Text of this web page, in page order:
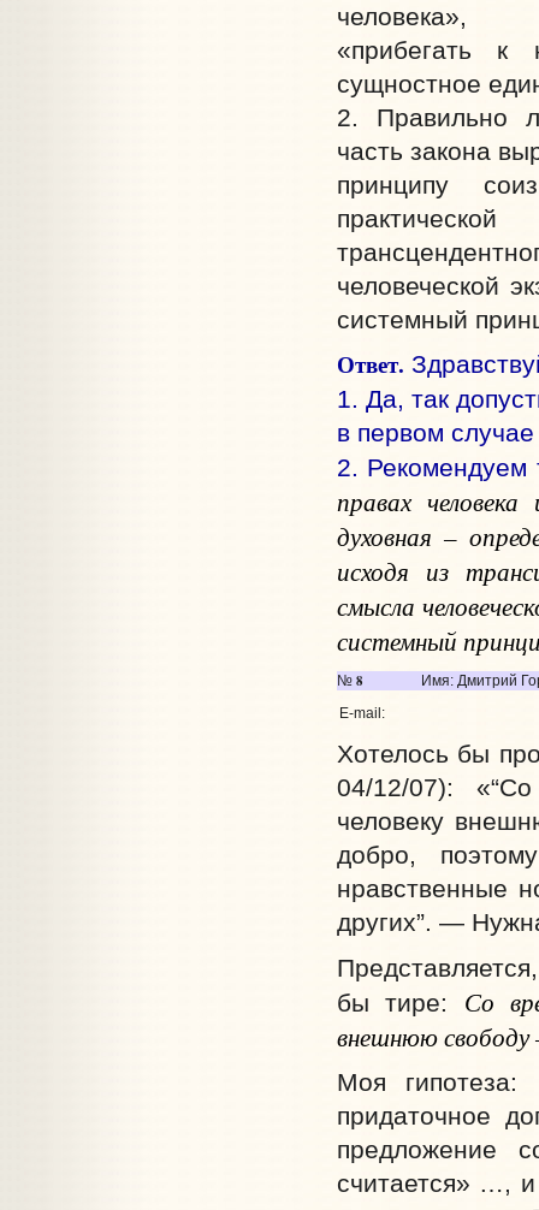
человека»,
«прибегать
сущностное
2. Правильно
часть закона
принципу
человеческой
системный
Ответ.
1. Да, так
в первом
2. Рекомендуем
правах
духовная –
исходя из
смысла
системный
№8
Имя: Дмитрий
E-mail:
Хотелось бы
04/12/07):
человеку
добро,
нравственные
других”. —
бы тире: Со
внешнюю
Моя гипотеза:
придаточное
предложение
считается» …,